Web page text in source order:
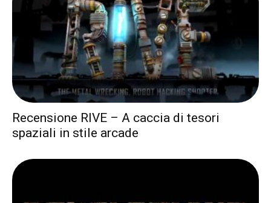
Recensione RIVE – A caccia di tesori
spaziali in stile arcade